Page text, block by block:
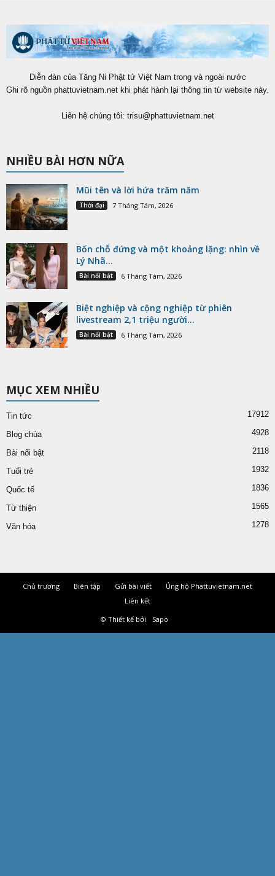
Diễn đàn của Tăng Ni Phật tử Việt Nam trong và ngoài nước
Ghi rõ nguồn phattuvietnam.net khi phát hành lại thông tin từ website này.
Liên hệ chúng tôi: trisu@phattuvietnam.net
NHIỀU BÀI HƠN NỮA
Mũi tên và lời hứa trăm năm
Thời đại 7 Tháng Tám, 2026
Bốn chỗ đứng và một khoảng lặng: nhìn về
Lý Nhã...
Bài nổi bật 6 Tháng Tám, 2026
Biệt nghiệp và cộng nghiệp từ phiên
livestream 2,1 triệu người...
Bài nổi bật 6 Tháng Tám, 2026
MỤC XEM NHIỀU
Tin tức 17912
Blog chùa 4928
Bài nổi bật 2118
Tuổi trẻ 1932
Quốc tế 1836
Từ thiện 1565
Văn hóa 1278
Chủ trương Biên tập Gửi bài viết
Ủng hộ Phattuvietnam.net
Liên kết
© Thiết kế bởi
Sapo